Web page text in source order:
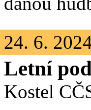
24. 6.
Letní
Kostel